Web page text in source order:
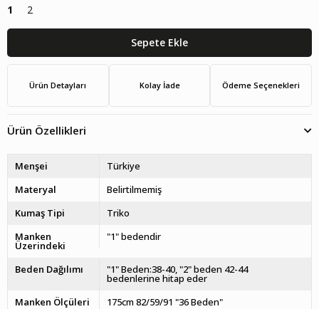
1 2
Ürün Detayları Kolay İade Ödeme Seçenekleri
Ürün Özellikleri
Menşei
Türkiye
Materyal
Belirtilmemiş
Kumaş Tipi
Triko
Manken
Üzerindeki
"1" bedendir
Beden Dağılımı "1" Beden:38-40, "2" beden 42-44
bedenlerine hitap eder
Manken Ölçüleri
175cm 82/59/91 "36 Beden"